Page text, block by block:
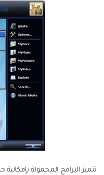
تتميز البرامج المحمولة